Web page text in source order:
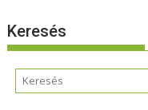
Keresés